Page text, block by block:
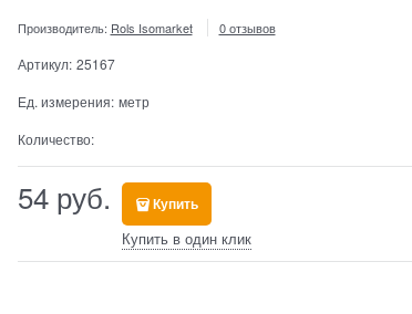
Производитель: Rols Isomarket 0 отзывов
Артикул: 25167
Ед. измерения: метр
Количество:
54 руб. Купить
Купить в один клик